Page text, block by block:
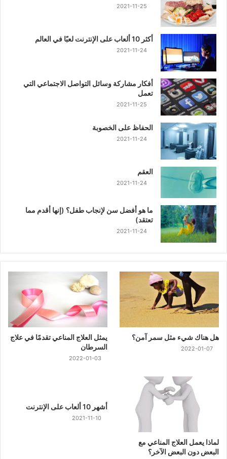
2021-11-25
أكثر 10 ألعاب على الإنترنت لعبًا في العالم
2021-11-24
أفكار مشاركة وسائل التواصل الاجتماعي التي
تعمل
2021-11-25
الحفاظ على الخصوبة
2021-11-24
العقم
2021-11-24
ما هو أفضل سن لإنجاب طفل؟ (إنها أقدم مما
تعتقد)
2021-11-24
هل هناك شيء مثل سمر آمن؟
2022-01-07
يمثل العلاج المناعي تقدمًا في علاج
السرطان
2022-01-03
لماذا يعمل العلاج المناعي مع
البعض دون البعض الآخر؟
أشهر 10 ألعاب على الإنترنت
2021-11-10